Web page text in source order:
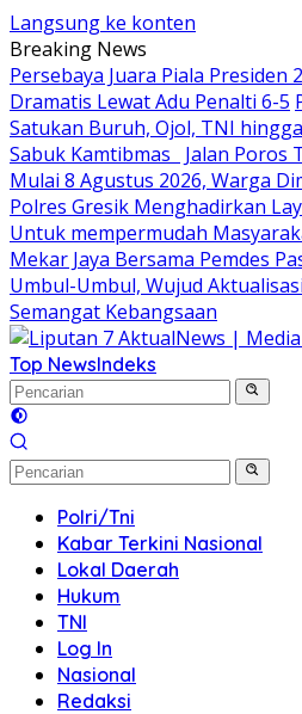
Langsung ke konten
Breaking News
Persebaya Juara Piala Presiden
Dramatis Lewat Adu Penalti 6-5
Satukan Buruh, Ojol, TNI
Sabuk Kamtibmas
Jalan Poros
Mulai 8 Agustus 2026, Warga
Polres Gresik Menghadirkan
Untuk mempermudah
Mekar Jaya Bersama Pemdes
Umbul-Umbul, Wujud
Semangat Kebangsaan
Top NewsIndeks
Polri/Tni
Kabar Terkini Nasional
Lokal Daerah
Hukum
TNI
Log In
Nasional
Redaksi